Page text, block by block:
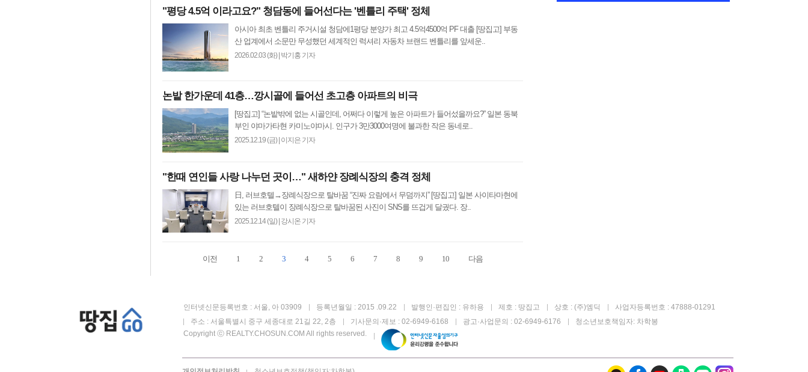
"평당 4.5억 이라고요?" 청담동에 들어선다는 '벤틀리 주택' 정체
아시아 최초 벤틀리 주거시설 청담에1평당 분양가 최고 4.5억4500억 PF 대출 [땅집고] 부동
산 업계에서 소문만 무성했던 세계적인 럭셔리 자동차 브랜드 벤틀리를 앞세운..
2026.02.03 (화)| 박기홍 기자
논밭 한가운데 41층…깡시골에 들어선 초고층 아파트의 비극
[땅집고] “논밭밖에 없는 시골인데, 어쩌다 이렇게 높은 아파트가 들어섰을까요?” 일본 동북
부인 야마가타현 카미노야마시. 인구가 3만3000여명에 불과한 작은 동네로..
2025.12.19 (금)| 이지은 기자
"한때 연인들 사랑 나누던 곳이…" 새하얀 장례식장의 충격 정체
日, 러브호텔→장례식장으로 탈바꿈 “진짜 요람에서 무덤까지” [땅집고] 일본 사이타마현에
있는 러브호텔이 장례식장으로 탈바꿈된 사진이 SNS를 뜨겁게 달궜다. 장..
2025.12.14 (일)| 강시온 기자
이전 1 2 3 4 5 6 7 8 9 10 다음
인터넷신문등록번호 : 서울, 아 03909 등록년월일 : 2015 .09.22 발행인·편집인 : 유하용 제호 : 땅집고 상호 : (주)엠딕
사업자등록번호 : 47888-01291
주소 : 서울특별시 중구 세종대로 21길 22, 2층
기사문의·제보 : 02-6949-6168 광고·사업문의 : 02-6949-6176
청소년보호책임자: 차학봉
Copyright ⓒ REALTY.CHOSUN.COM All rights reserved.